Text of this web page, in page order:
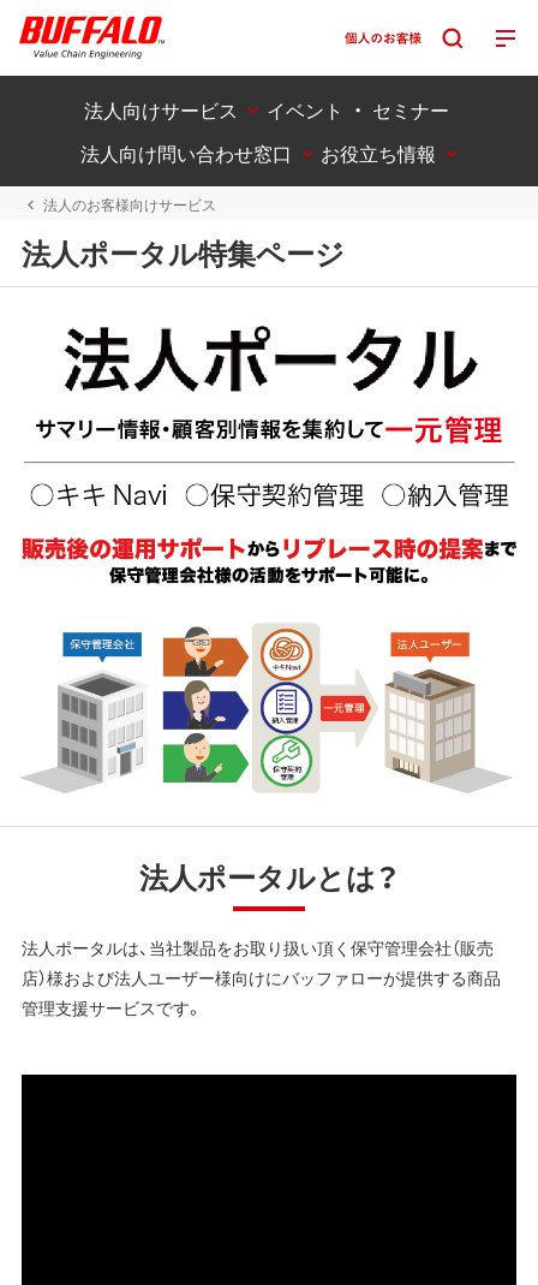
法人向けサービス
イベント ・ セミナー
法人向け問い合わせ窓口
お役立ち情報
法人のお客様向けサービス
法人ポータル特集ページ
法人ポータルとは？
法人ポータルは、当社製品をお取り扱い頂く保守管理会社（販売
店）様および法人ユーザー様向けにバッファローが提供する商品
管理支援サービスです。